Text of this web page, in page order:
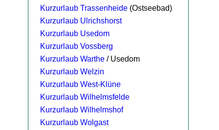
Kurzurlaub Trassenheide (Ostseebad)
Kurzurlaub Ulrichshorst
Kurzurlaub Usedom
Kurzurlaub Vossberg
Kurzurlaub Warthe / Usedom
Kurzurlaub Welzin
Kurzurlaub West-Klüne
Kurzurlaub Wilhelmsfelde
Kurzurlaub Wilhelmshof
Kurzurlaub Wolgast